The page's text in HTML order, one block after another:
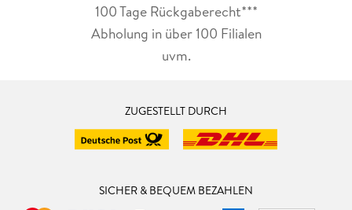
100 Tage Rückgaberecht***
Abholung in über 100 Filialen
uvm.
ZUGESTELLT DURCH
SICHER & BEQUEM BEZAHLEN